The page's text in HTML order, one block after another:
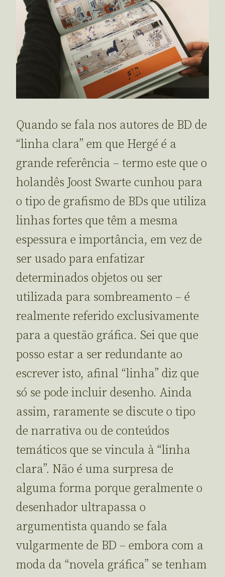
Quando se fala nos autores de BD de
“linha clara” em que Hergé é a
grande referência – termo este que o
holandês Joost Swarte cunhou para
o tipo de grafismo de BDs que utiliza
linhas fortes que têm a mesma
espessura e importância, em vez de
ser usado para enfatizar
determinados objetos ou ser
utilizada para sombreamento – é
realmente referido exclusivamente
para a questão gráfica. Sei que que
posso estar a ser redundante ao
escrever isto, afinal “linha” diz que
só se pode incluir desenho. Ainda
assim, raramente se discute o tipo
de narrativa ou de conteúdos
temáticos que se vincula à “linha
clara”. Não é uma surpresa de
alguma forma porque geralmente o
desenhador ultrapassa o
argumentista quando se fala
vulgarmente de BD – embora com a
moda da “novela gráfica” se tenham